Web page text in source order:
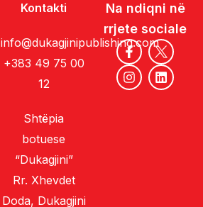
Kontakti
info@dukagjinipublishing.com
+383 49 75 00
12
Shtëpia
botuese
“Dukagjini”
Rr. Xhevdet
Doda, Dukagjini
Na ndiqni në
rrjete sociale